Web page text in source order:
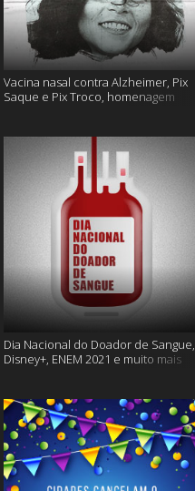
Vacina nasal contra Alzheimer, Pix
Saque e Pix Troco, homenagem
Dia Nacional do Doador de Sangue,
Disney+, ENEM 2021 e muito mais